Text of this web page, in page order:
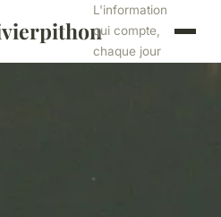
L'information
qui compte,
chaque jour